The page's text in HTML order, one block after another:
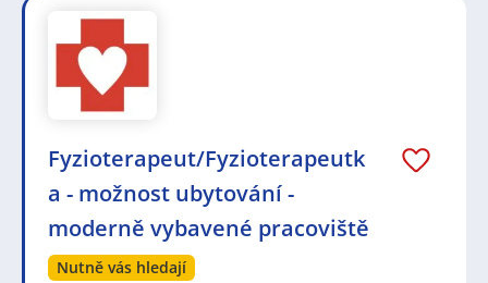
Fyzioterapeut/Fyzioterapeutk
a - možnost ubytování -
moderně vybavené pracoviště
Nutně vás hledají